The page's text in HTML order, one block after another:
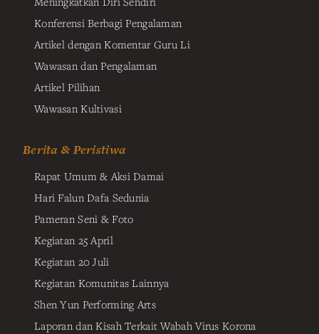
Konferensi Berbagi Pengalaman
Artikel dengan Komentar Guru Li
Wawasan dan Pengalaman
Artikel Pilihan
Wawasan Kultivasi
Berita & Peristiwa
Rapat Umum & Aksi Damai
Hari Falun Dafa Sedunia
Pameran Seni & Foto
Kegiatan 25 April
Kegiatan 20 Juli
Kegiatan Komunitas Lainnya
Shen Yun Performing Arts
Laporan dan Kisah Terkait Wabah Virus Korona